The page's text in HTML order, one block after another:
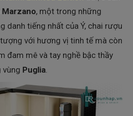
Marzano, một trong những
danh tiếng nhất của Ý, chai rượu
với hương vị tinh tế mà còn
đam mê và tay nghề bậc thầy
vùng Puglia.